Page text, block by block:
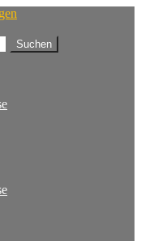
Suchen